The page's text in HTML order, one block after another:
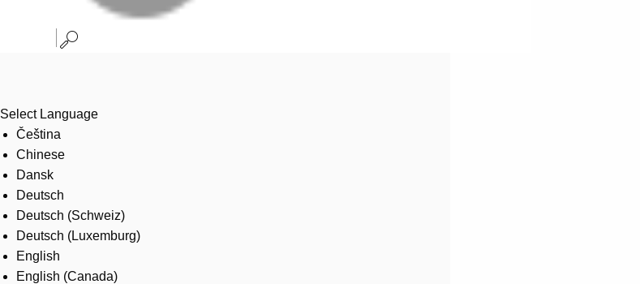
Select Language
Čeština
Chinese
Dansk
Deutsch
Deutsch (Schweiz)
Deutsch (Luxemburg)
English
English (Canada)